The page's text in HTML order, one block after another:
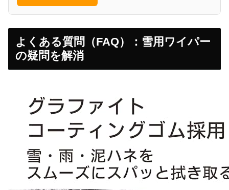
よくある質問（FAQ）：雪用ワイパー
の疑問を解消